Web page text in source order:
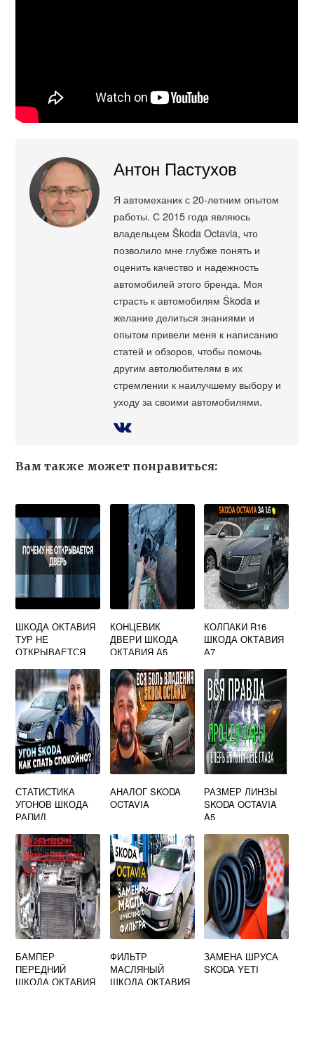
Антон Пастухов
Я автомеханик с 20-летним опытом
работы. С 2015 года являюсь
владельцем Škoda Octavia, что
позволило мне глубже понять и
оценить качество и надежность
автомобилей этого бренда. Моя
страсть к автомобилям Škoda и
желание делиться знаниями и
опытом привели меня к написанию
статей и обзоров, чтобы помочь
другим автолюбителям в их
стремлении к наилучшему выбору и
уходу за своими автомобилями.
Вам также может понравиться:
ШКОДА ОКТАВИЯ
ТУР НЕ
ОТКРЫВАЕТСЯ
КОНЦЕВИК
ДВЕРИ ШКОДА
ОКТАВИЯ А5
КОЛПАКИ R16
ШКОДА ОКТАВИЯ
А7
СТАТИСТИКА
УГОНОВ ШКОДА
РАПИД
АНАЛОГ SKODA
OCTAVIA
РАЗМЕР ЛИНЗЫ
SKODA OCTAVIA
A5
БАМПЕР
ПЕРЕДНИЙ
ШКОДА ОКТАВИЯ
ФИЛЬТР
МАСЛЯНЫЙ
ШКОДА ОКТАВИЯ
ЗАМЕНА ШРУСА
SKODA YETI